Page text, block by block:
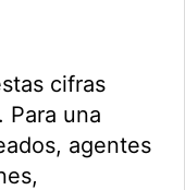
cifras
Para una
agentes